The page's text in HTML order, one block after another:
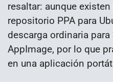
resaltar: aunque
repositorio PPA para
descarga ordinaria
AppImage, por lo que
en una aplicación